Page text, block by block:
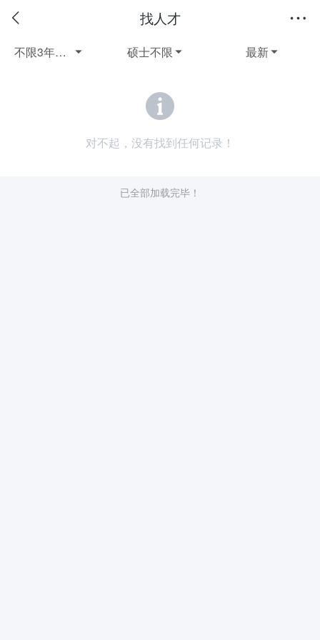
找人才

不限3年以上全职 
硕士不限 
最新
对不起，没有找到任何记录！
已全部加载完毕！